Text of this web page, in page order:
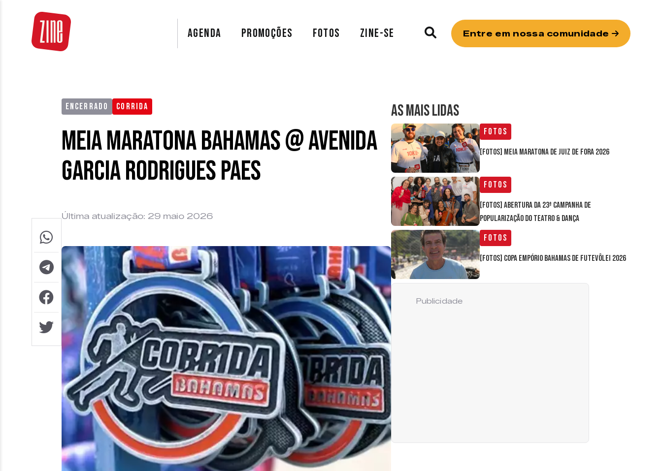
AGENDA PROMOÇÕES FOTOS ZINE-SE Entre em nossa comunidade
ENCERRADO CORRIDA
Meia Maratona Bahamas @ Avenida
Garcia Rodrigues Paes
Última atualização: 29 maio 2026
AS MAIS LIDAS
Fotos
[FOTOS] Meia Maratona de Juiz de Fora 2026
Fotos
[FOTOS] Abertura da 23ª Campanha de
Popularização do Teatro & Dança
Fotos
[FOTOS] Copa Empório Bahamas de Futevôlei 2026
Publicidade